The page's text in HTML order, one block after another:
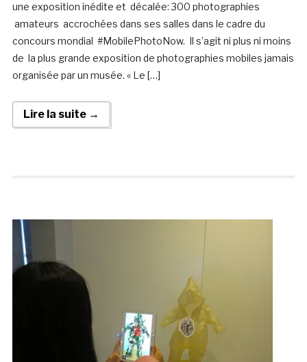
une exposition inédite et décalée: 300 photographies
amateurs accrochées dans ses salles dans le cadre du
concours mondial #MobilePhotoNow. Il s’agit ni plus ni moins
de la plus grande exposition de photographies mobiles jamais
organisée par un musée. « Le […]
Lire la suite →